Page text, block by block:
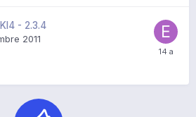
- 2.3.4
2011